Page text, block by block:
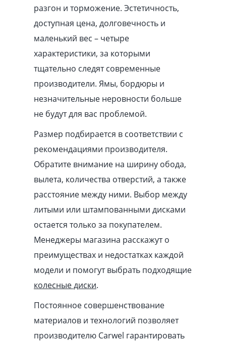
разгон и торможение. Эстетичность,
доступная цена, долговечность и
маленький вес – четыре
характеристики, за которыми
тщательно следят современные
производители. Ямы, бордюры и
незначительные неровности больше
не будут для вас проблемой.
Размер подбирается в соответствии с
рекомендациями производителя.
Обратите внимание на ширину обода,
вылета, количества отверстий, а также
расстояние между ними. Выбор между
литыми или штампованными дисками
остается только за покупателем.
Менеджеры магазина расскажут о
преимуществах и недостатках каждой
модели и помогут выбрать подходящие
колесные диски.
Постоянное совершенствование
материалов и технологий позволяет
производителю Carwel гарантировать